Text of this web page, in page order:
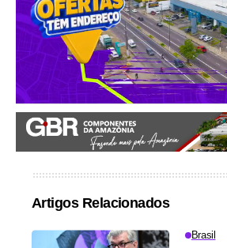
Artigos Relacionados
Brasil